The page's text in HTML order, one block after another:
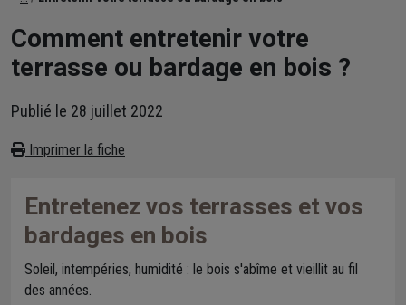
Comment entretenir votre
terrasse ou bardage en bois ?
Publié le 28 juillet 2022
Imprimer la fiche
Entretenez vos terrasses et vos
bardages en bois
Soleil, intempéries, humidité : le bois s'abîme et vieillit au fil
des années.